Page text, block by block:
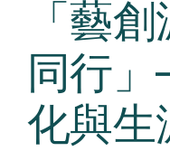
「藝
同行
化與生